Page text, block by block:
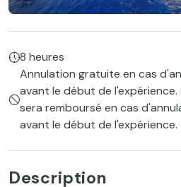
8 heures
Annulation gratuite en cas
avant le début de
sera remboursé en cas
avant le début de l'expérience.
Description